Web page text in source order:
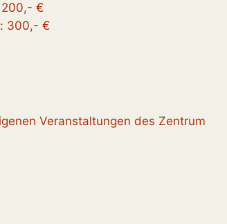
200,- €
300,- €
Veranstaltungen des Zentrum